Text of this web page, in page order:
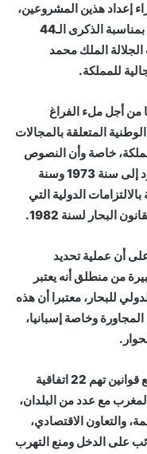
إعداد هذين المشروعين،
أنهما يأتيان غداة الخطاب الملكي السامي بمناسبة الذكرى الـ44
الملك محمد
للمملكة.
من أجل ملء الفراغ
المتعلقة بالمجالات
خاصة وأن النصوص
القانونية في هذا المجال قديمة منها ما يعود إلى سنة 1973 وسنة
الدولية التي
البحار لسنة 1982.
أن عملية تحديد
من منطلق أنه يعتبر
للبحار، معتبرا أن هذه
وخاصة إسبانيا،
من جهة أخرى، صادقت اللجنة على مشاريع قوانين تهم 22 اتفاقية
مع عدد من البلدان،
والتعاون الاقتصادي،
على الدخل ومنع التهرب